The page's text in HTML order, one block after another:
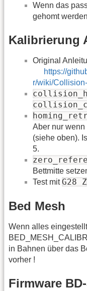
Wenn das
gehomt
Kalibrierung
Original
https://
r/wiki/
Aber nur wenn
(siehe oben).
5.
Bettmitte
Test mitG28 Z
Bed Mesh
Wenn alles
in Bahnen über das
vorher !
Firmware